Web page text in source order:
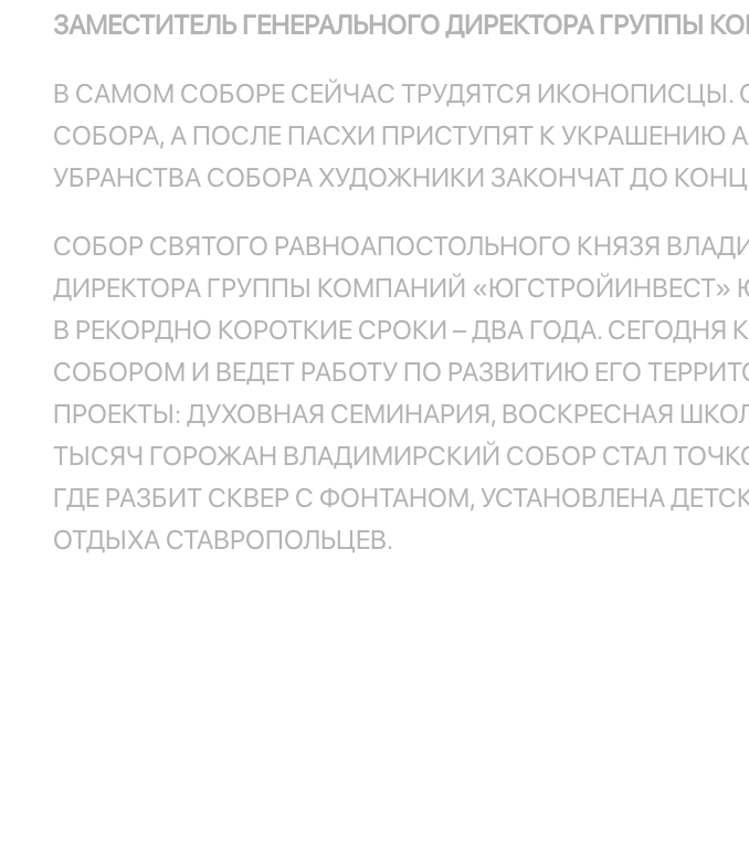
ЗАМЕСТИТЕЛЬ ГЕНЕРАЛЬНОГО ДИРЕКТОРА ГРУППЫ
В САМОМ СОБОРЕ СЕЙЧАС ТРУДЯТСЯ ИКОНОПИСЦЫ.
СОБОРА, А ПОСЛЕ ПАСХИ ПРИСТУПЯТ К УКРАШЕНИЮ
УБРАНСТВА СОБОРА ХУДОЖНИКИ ЗАКОНЧАТ ДО
СОБОР СВЯТОГО РАВНОАПОСТОЛЬНОГО КНЯЗЯ
ДИРЕКТОРА ГРУППЫ КОМПАНИЙ «ЮГСТРОЙИНВЕСТ»
В РЕКОРДНО КОРОТКИЕ СРОКИ – ДВА ГОДА.
СОБОРОМ И ВЕДЕТ РАБОТУ ПО РАЗВИТИЮ ЕГО
ПРОЕКТЫ: ДУХОВНАЯ СЕМИНАРИЯ, ВОСКРЕСНАЯ
ТЫСЯЧ ГОРОЖАН ВЛАДИМИРСКИЙ СОБОР СТАЛ
ГДЕ РАЗБИТ СКВЕР С ФОНТАНОМ, УСТАНОВЛЕНА
ОТДЫХА СТАВРОПОЛЬЦЕВ.